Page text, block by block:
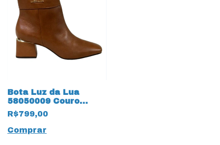
Bota Luz da Lua
58050009 Couro
Natural
Montenapoleone
18633 Ambar
R$799,00
Comprar